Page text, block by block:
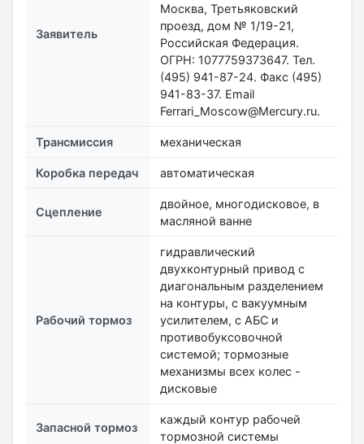
Заявитель
Москва, Третьяковский
проезд, дом № 1/19-21,
Российская Федерация.
ОГРН: 1077759373647. Тел.
(495) 941-87-24. Факс (495)
941-83-37. Email
Ferrari_Moscow@Mercury.ru.
Трансмиссия механическая
Коробка передач автоматическая
Сцепление
двойное, многодисковое, в
масляной ванне
Рабочий тормоз
гидравлический
двухконтурный привод с
диагональным разделением
на контуры, с вакуумным
усилителем, с АБС и
противобуксовочной
системой; тормозные
механизмы всех колес -
дисковые
Запасной тормоз
каждый контур рабочей
тормозной системы